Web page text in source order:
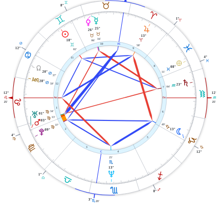
A
B
C
D
E
F
G
H
I
J
K
L
1
W
2
3
4
j
5
6
7
i
8
9
10 X
11
12
E
12°
25'
F
4°
G
1°
H
3° 21'
I
8°
J
12°
K
12°
25'
L
4°
A
1°
C
8°
D
12°
T 01° F 34'
Q 03° F 13'
V09°
F
37'
U
13°
H
25'
N
13°
J
49'
S
23°
K
04'
È
08°
L
11'
R
13°
A
58'
O
25°
B
16'
P
26°
B
06'
M
18°
C
02'
Y 20°
D 37'
l 28° D 59'